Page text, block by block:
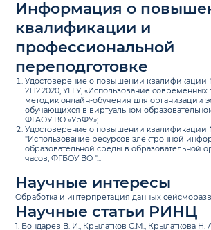
Информация о
квалификации и
профессиональной
переподготовке
Удостоверение о повышении квалификации
21.12.2020, УГГУ, «Использование
методик онлайн-обучения для организации
обучающихся в виртуальном
ФГАОУ ВО «УрФУ»;
Удостоверение о повышении квалификации №
"Использование ресурсов электронной
образовательной среды в образовательной
часов, ФГБОУ ВО "...
Научные интересы
Обработка и интерпретация данных
Научные статьи РИНЦ
1. Бондарев В. И., Крылатков С.М., Крылаткова Н.